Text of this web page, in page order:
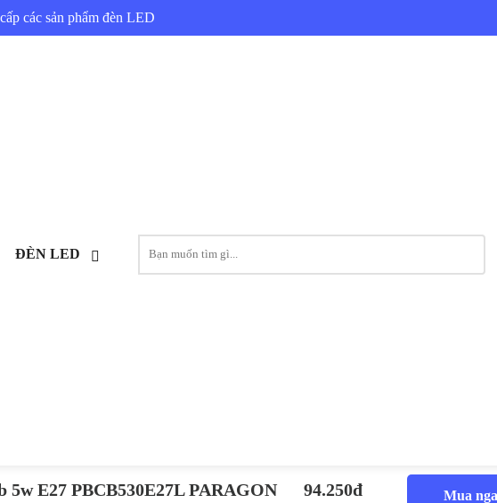
các sản phẩm đèn LED
ĐÈN LED
5w E27 PBCB530E27L PARAGON 94.250đ Mua